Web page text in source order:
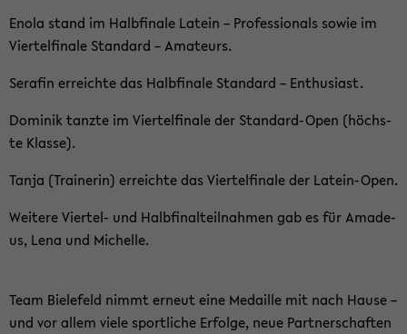
Enola stand im Halb­fi­na­le La­tein – Pro­fes­sio­nals sowie im
Vier­tel­fi­na­le Stan­dard – Ama­teurs.
Sera­fin er­reich­te das Halb­fi­na­le Stan­dard – En­thu­si­ast.
Do­mi­nik tanz­te im Vier­tel­fi­na­le der Standard-​Open (höchs­
te Klas­se).
Tanja (Trai­ne­rin) er­reich­te das Vier­tel­fi­na­le der Latein-​Open.
Wei­te­re Viertel-​ und Halb­fi­nal­teil­nah­men gab es für Ama­de­
us, Lena und Mi­chel­le.
Team Bie­le­feld nimmt er­neut eine Me­dail­le mit nach Hause –
und vor allem viele sport­li­che Er­fol­ge, neue Part­ner­schaf­ten